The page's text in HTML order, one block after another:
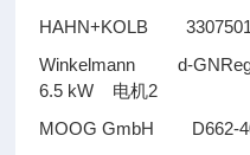
HAHN+KOLB
Winkelmann d-
6.5 kW 电机2
MOOG GmbH D662-